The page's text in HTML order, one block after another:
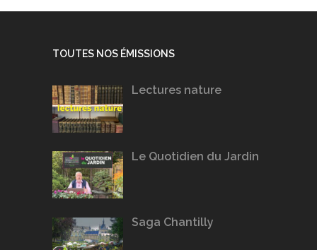
TOUTES NOS ÉMISSIONS
Lectures nature
Le Quotidien du Jardin
Saga Chantilly